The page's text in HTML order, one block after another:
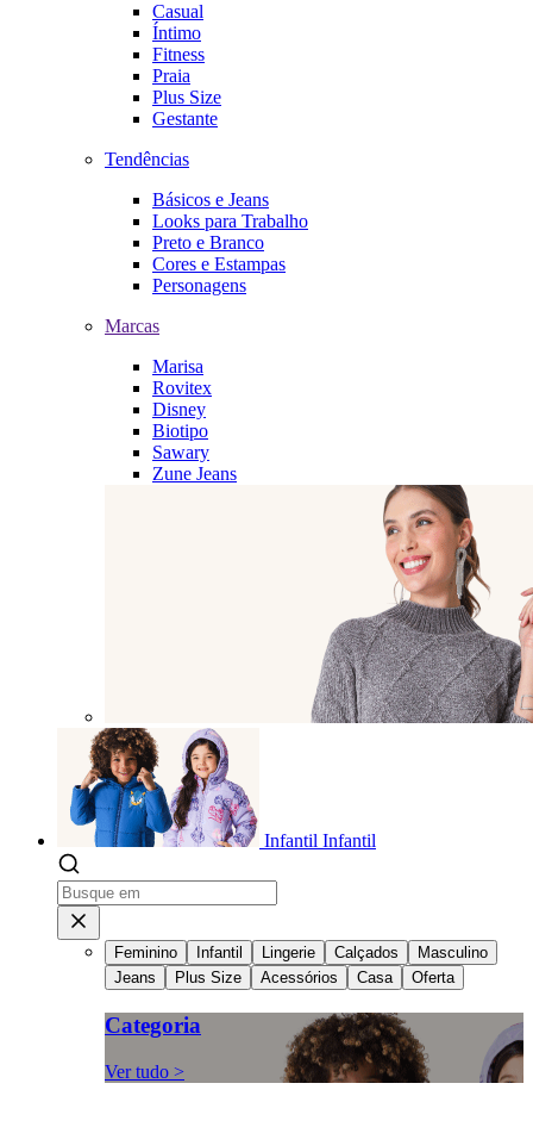
Casual
Íntimo
Fitness
Praia
Plus Size
Gestante
Tendências
Básicos e Jeans
Looks para Trabalho
Preto e Branco
Cores e Estampas
Personagens
Marcas
Marisa
Rovitex
Disney
Biotipo
Sawary
Zune Jeans
Infantil Infantil
Feminino Infantil Lingerie Calçados
Masculino
Jeans
Plus Size Acessórios Casa Oferta
Categoria
Ver tudo >